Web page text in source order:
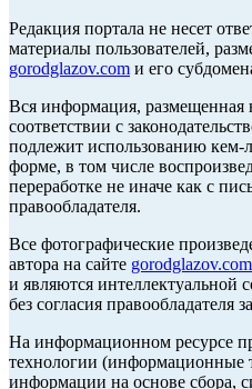
Редакция портала не несет
материалы пользователей,
gorodglazov.com и его
Вся информация, размещенная
соответствии с
подлежит использованию
форме, в том числе
переработке не иначе как с
правообладателя.
Все фотографические
автора на сайте gorodglazov.com
и являются интеллектуальной
без согласия правообладателя
На информационном ресурсе
технологии (информационные
информации на основе сбора,